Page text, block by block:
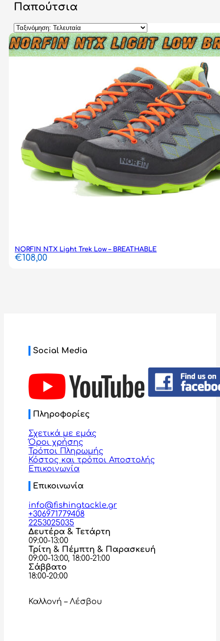
Παπούτσια
NORFIN NTX Light Trek Low – BREATHABLE
€108,00
Social Media
Πληροφορίες
Σχετικά με εμάς
Όροι χρήσης
Τρόποι Πληρωμής
Κόστος και τρόποι Αποστολής
Επικοινωνία
Επικοινωνία
info@fishingtackle.gr
+306971779408
2253025035
Δευτέρα & Τετάρτη
09:00-13:00
Τρίτη & Πέμπτη & Παρασκευή
09:00-13:00, 18:00-21:00
Σάββατο
18:00-20:00
Καλλονή – Λέσβου